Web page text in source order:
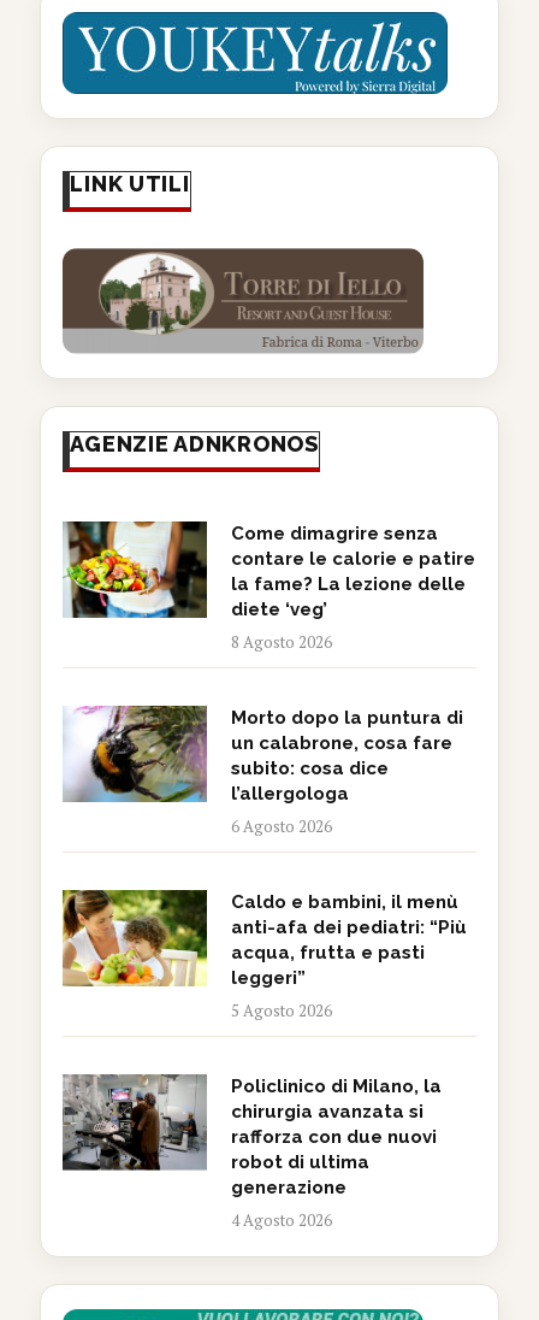
LINK UTILI
AGENZIE ADNKRONOS
Come dimagrire senza
contare le calorie e patire
la fame? La lezione delle
diete ‘veg’
8 Agosto 2026
Morto dopo la puntura di
un calabrone, cosa fare
subito: cosa dice
l’allergologa
6 Agosto 2026
Caldo e bambini, il menù
anti-afa dei pediatri: “Più
acqua, frutta e pasti
leggeri”
5 Agosto 2026
Policlinico di Milano, la
chirurgia avanzata si
rafforza con due nuovi
robot di ultima
generazione
4 Agosto 2026